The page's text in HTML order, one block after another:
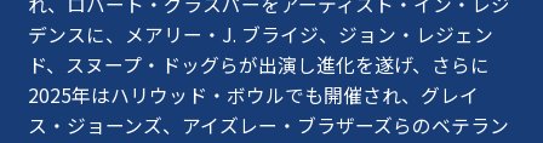
デンスに、メアリー・J. ブライジ、ジョン・レジェン
ド、スヌープ・ドッグらが出演し進化を遂げ、さらに
2025年はハリウッド・ボウルでも開催され、グレイ
ス・ジョーンズ、アイズレー・ブラザーズらのベテラン